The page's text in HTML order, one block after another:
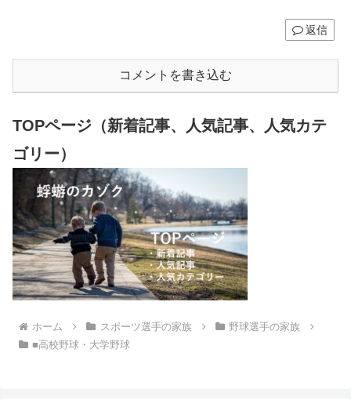
返信
コメントを書き込む
TOPページ（新着記事、人気記事、人気カテ
ゴリー）
ホーム スポーツ選手の家族
野球選手の家族
■高校野球・大学野球